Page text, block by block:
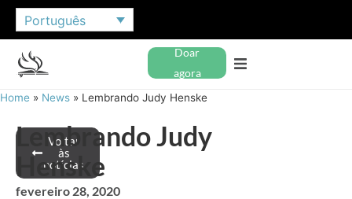
Português
Doar
agora
Home » News » Lembrando Judy Henske
Voltar
às
notícias
Lembrando Judy
Henske
fevereiro 28, 2020